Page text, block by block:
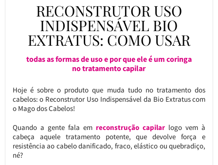
RECONSTRUTOR USO
INDISPENSÁVEL BIO
EXTRATUS: COMO USAR
todas as formas de uso e por que ele é um coringa
no tratamento capilar
Hoje é sobre o produto que muda tudo no tratamento dos
cabelos: o Reconstrutor Uso Indispensável da Bio Extratus com
o Mago dos Cabelos!
Quando a gente fala em reconstrução capilar logo vem à
cabeça aquele tratamento potente, que devolve força e
resistência ao cabelo danificado, fraco, elástico ou quebradiço,
né?